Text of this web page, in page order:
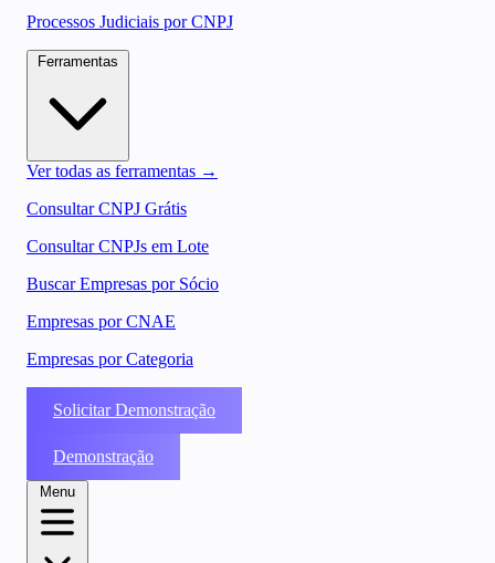
Processos Judiciais por CNPJ
Ver todas as ferramentas →
Consultar CNPJ Grátis
Consultar CNPJs em Lote
Buscar Empresas por Sócio
Empresas por CNAE
Empresas por Categoria
Solicitar Demonstração
Demonstração
Menu